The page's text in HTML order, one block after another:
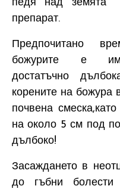
педя над земята
препарат.
Предпочитано
божурите е
достатъчно
корените на божура
почвена
на около 5 см под
дълбоко!
Засаждането в
до гъбни болести